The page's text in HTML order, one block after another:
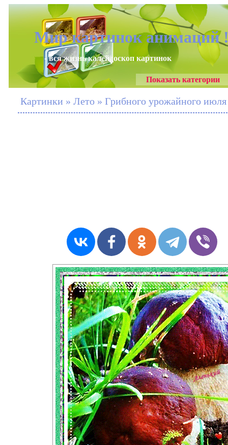
Мир картинок анимаций
- вся жизнь калейдоскоп картинок
Показать категории
Картинки » Лето » Грибного урожайного